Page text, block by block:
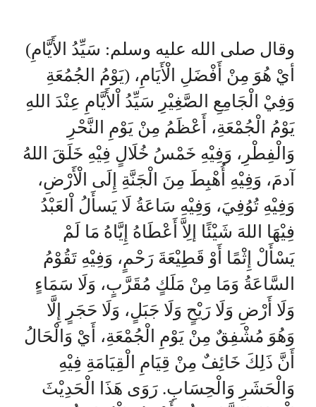
(وقال صلى الله عليه وسلم: سَيِّدُ الأَيَّامِ
يَوْمُ الجُمُعَةِ) أيْ هُوَ مِنْ أَفْضَلِ الْأَيَامِ،
وَفِيْ الْجَامِعِ الصَّغِيْرِ سَيِّدُ اْلأَيَّامِ عِنْدَ اللهِ
يَوْمُ الْجُمْعَةِ، أَعْظَمُ مِنْ يَوْمِ النَّحْرِ
وَالْفِطْرِ، وَفِيْهِ خَمْسُ خُلَالٍ فِيْهِ خَلَقَ اللهُ
آدمَ، وَفِيْهِ أُهْبِطَ مِنَ الْجَنَّةِ إِلَى الْأَرْضِ،
وَفِيْهِ تُوُفِيَ، وَفِيْهِ سَاعَةُ لَا يَسأَلُ اْلعَبْدُ
فِيْهَا اللهَ شَيْئًا إلِاَّ أَعْطَاهُ إِيَّاهُ مَا لَمْ
يَسْأَلْ إِثْمًا أَوْ قَطِيْعَةَ رَحْمٍ، وَفِيْهِ تَقُوْمُ
السَّاعَةُ وَمَا مِنْ مَلَكٍ مُقَرَّبٍ، وَلَا سَمَاءٍ
وَلَا أَرْضِ وَلَا رَيْحٍ وَلَا جَبَلٍ، وَلَا حَجَرٍ إِلَّا
وَهُوَ مُشْفِقٌ مِنْ يَوْمِ الْجُمْعَةِ، أَيْ وَالْحَالُ
أَنَّ ذَلِكَ خَائِفٌ مِنْ قِيَامِ الْقِيَامَةِ فِيْهِ
وَالْحَشَرِ وَالْحِسَابِ. رَوَى هَذَا الْحَدِيْثَ